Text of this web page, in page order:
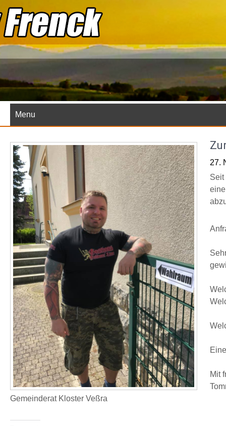
Skip
to
content
Menu
27.
Seit
Mit
Gemeinderat Kloster Veßra